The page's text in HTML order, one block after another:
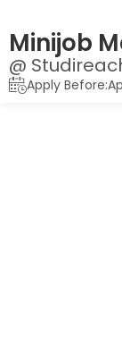
Minijob
@
Apply